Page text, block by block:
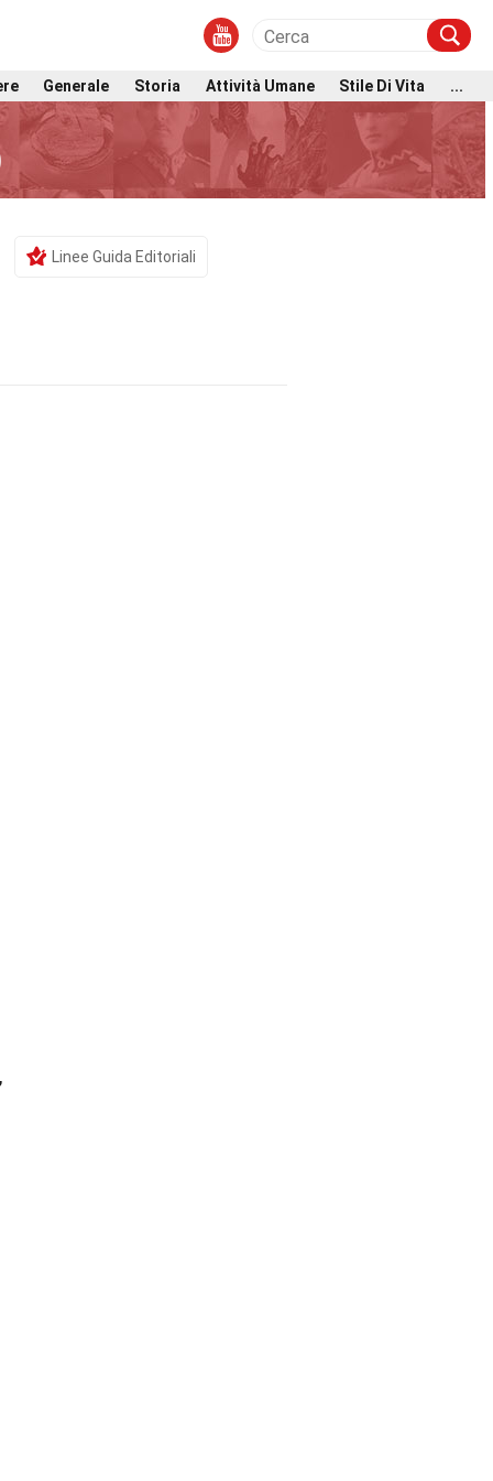
Generale Storia Attività Umane Stile Di Vita ...
Linee Guida Editoriali